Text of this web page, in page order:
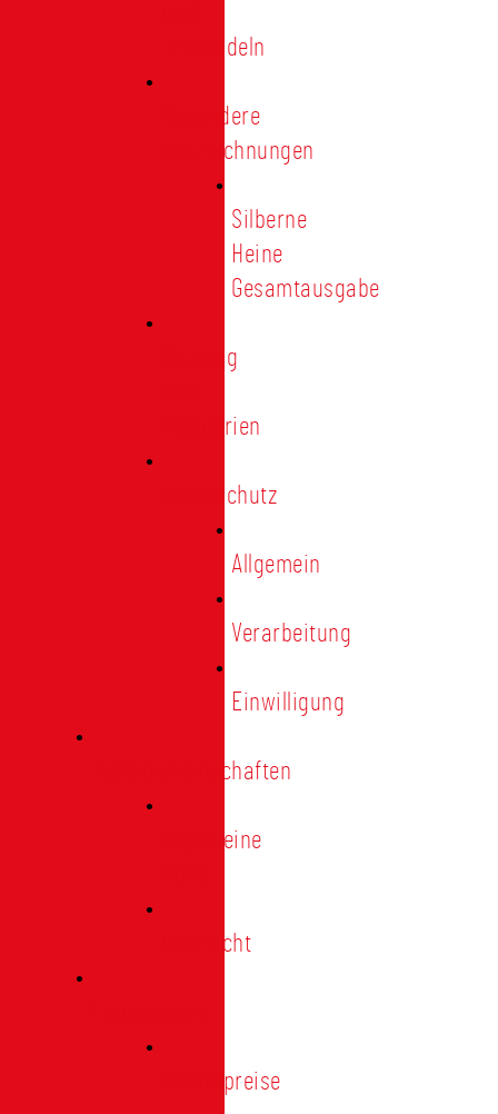
Treunadeln
Besondere
Auszeichnungen
Silberne
Heine
Gesamtausgabe
Satzung
Regularien
Datenschutz
Allgemein
Verarbeitung
Einwilligung
Tischgemeinschaften
Allgemeine
Übersicht
Förderpreise